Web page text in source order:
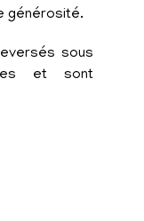
générosité.
sous
et sont